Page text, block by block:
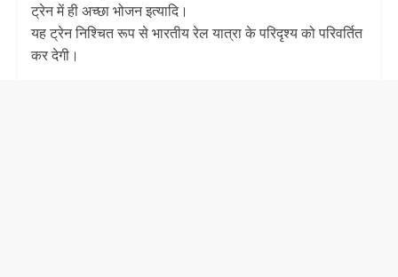
ट्रेन में ही अच्छा भोजन इत्यादि।
यह ट्रेन निश्चित रूप से भारतीय रेल यात्रा के परिदृश्य को परिवर्तित
कर देगी।